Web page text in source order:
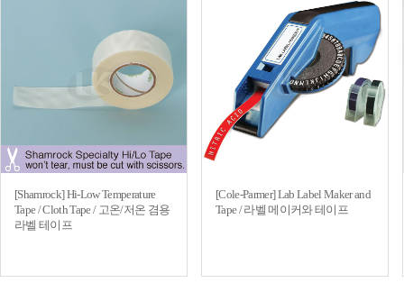
[Shamrock] Hi-Low Temperature
Tape / Cloth Tape / 고온/저온 겸용
라벨 테이프
[Cole-Parmer] Lab Label Maker and
Tape / 라벨 메이커와 테이프